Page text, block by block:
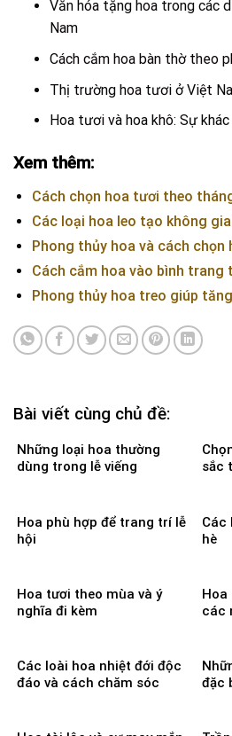
Văn hóa tặng hoa trong các
Nam
Cách cắm hoa bàn thờ theo
Thị trường hoa tươi ở Việt
Hoa tươi và hoa khô: Sự
Xem thêm:
Cách chọn hoa tươi theo
Các loại hoa leo tạo không
Phong thủy hoa và cách chọn
Cách cắm hoa vào bình
Phong thủy hoa treo giúp
Bài viết cùng chủ đề:
Những loại hoa thường
dùng trong lễ viếng
sắc
Hoa phù hợp để trang trí lễ
hội
Các
hè
Hoa tươi theo mùa và ý
nghĩa đi kèm
Hoa
các
Các loài hoa nhiệt đới độc
đáo và cách chăm sóc
đặc